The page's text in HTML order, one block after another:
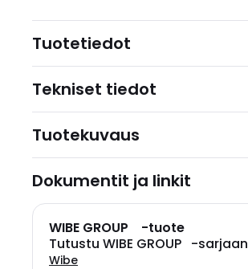
Tuotetiedot
Tekniset tiedot
Tuotekuvaus
Dokumentit ja linkit
WIBE GROUP -tuote
Tutustu WIBE GROUP -sarjaan
Wibe